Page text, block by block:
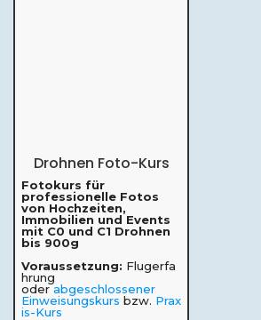
Drohnen Foto-Kurs
Fotokurs für
professionelle Fotos
von Hochzeiten,
Immobilien und Events
mit C0 und C1 Drohnen
bis 900g
Voraussetzung: Flugerfa
hrung
oderabgeschlossener
Einweisungskurs bzw. Prax
is-Kurs